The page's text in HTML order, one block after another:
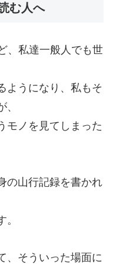
む人へ
、私達一般人でも世
ようになり、私もそ
モノを見てしまった
の山行記録を書かれ
、そういった場面に